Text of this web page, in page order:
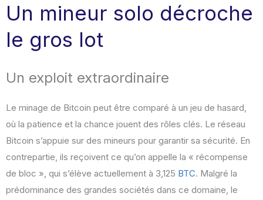
Un mineur solo décroche
le gros lot
Un exploit extraordinaire
Le minage de Bitcoin peut être comparé à un jeu de hasard,
où la patience et la chance jouent des rôles clés. Le réseau
Bitcoin s’appuie sur des mineurs pour garantir sa sécurité. En
contrepartie, ils reçoivent ce qu’on appelle la « récompense
de bloc », qui s’élève actuellement à 3,125 BTC. Malgré la
prédominance des grandes sociétés dans ce domaine, le